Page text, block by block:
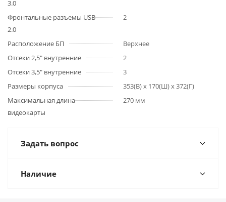
3.0
Фронтальные разъемы USB
2.0
2
Расположение БП
Верхнее
Отсеки 2,5" внутренние
2
Отсеки 3,5" внутренние
3
Размеры корпуса
353(В) x 170(Ш) x 372(Г)
Максимальная длина
видеокарты
270 мм
Задать вопрос
Наличие